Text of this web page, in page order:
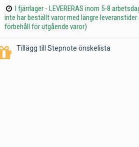
I fjärrlager - LEVERERAS inom 5-8
inte har beställt varor med längre leveranstider
förbehåll för utgående varor)
Tillägg till Stepnote önskelista